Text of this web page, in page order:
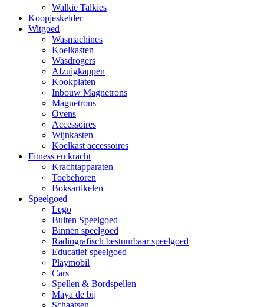
Walkie Talkies
Koopjeskelder
Witgoed
Wasmachines
Koelkasten
Wasdrogers
Afzuigkappen
Kookplaten
Inbouw Magnetrons
Magnetrons
Ovens
Accessoires
Wijnkasten
Koelkast accessoires
Fitness en kracht
Krachtapparaten
Toebehoren
Boksartikelen
Speelgoed
Lego
Buiten Speelgoed
Binnen speelgoed
Radiografisch bestuurbaar speelgoed
Educatief speelgoed
Playmobil
Cars
Spellen & Bordspellen
Maya de bij
Schaatsen